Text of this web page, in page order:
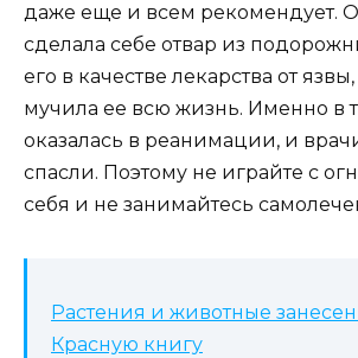
даже еще и всем рекомендует.
сделала себе отвар из
его в качестве лекарства от
мучила ее всю жизнь. Именно в
оказалась в реанимации, и
спасли. Поэтому не играйте с
себя и не занимайтесь
Растения и животные
Красную книгу